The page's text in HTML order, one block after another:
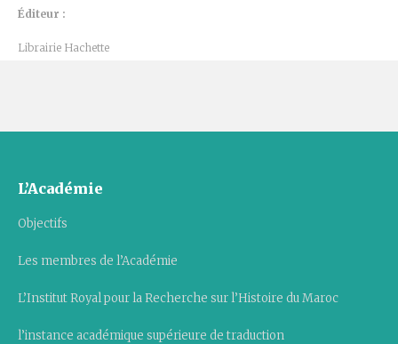
Éditeur :
Librairie Hachette
L’Académie
Objectifs
Les membres de l’Académie
L’Institut Royal pour la Recherche sur l’Histoire du Maroc
l’instance académique supérieure de traduction